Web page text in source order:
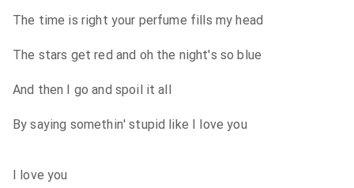
The time is right your perfume fills my head
The stars get red and oh the night's so blue
And then I go and spoil it all
By saying somethin' stupid like I love you
I love you